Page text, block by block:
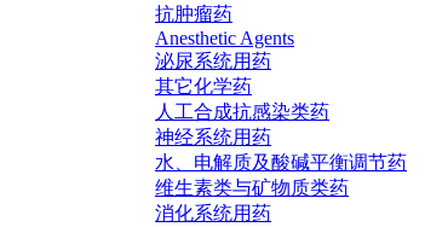
抗肿瘤药
Anesthetic Agents
泌尿系统用药
其它化学药
人工合成抗感染类药
神经系统用药
水、电解质及酸碱平衡调节药
维生素类与矿物质类药
消化系统用药